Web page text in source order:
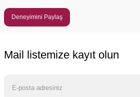
Deneyimini Paylaş
Mail listemize kayıt olun